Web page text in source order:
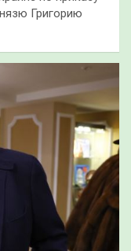
Григорию